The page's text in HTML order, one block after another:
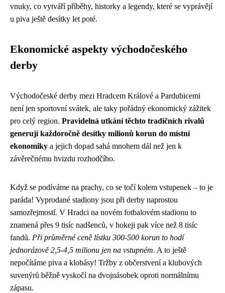
vnuky, co vytváří příběhy, historky a legendy, které se vyprávějí
u piva ještě desítky let poté.
Ekonomické aspekty východočeského
derby
Východočeské derby mezi Hradcem Králové a Pardubicemi
není jen sportovní svátek, ale taky pořádný ekonomický zážitek
pro celý region. Pravidelná utkání těchto tradičních rivalů
generují každoročně desítky milionů korun do místní
ekonomiky a jejich dopad sahá mnohem dál než jen k
závěrečnému hvizdu rozhodčího.
Když se podíváme na prachy, co se točí kolem vstupenek – to je
paráda! Vyprodané stadiony jsou při derby naprostou
samozřejmostí. V Hradci na novém fotbalovém stadionu to
znamená přes 9 tisíc nadšenců, v hokeji pak více než 8 tisíc
fandů. Při průměrné ceně lístku 300-500 korun to hodí
jednorázově 2,5-4,5 milionu jen na vstupném. A to ještě
nepočítáme piva a klobásy! Tržby z občerstvení a klubových
suvenýrů běžně vyskočí na dvojnásobek oproti normálnímu
zápasu.